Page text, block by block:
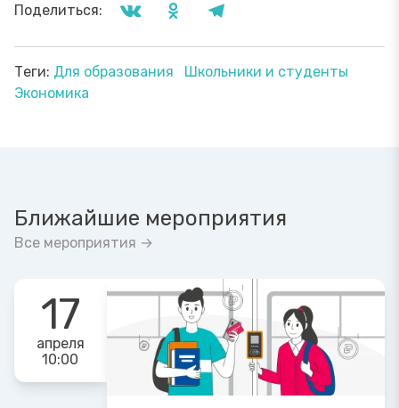
Поделиться:
Теги: Для образования
Школьники и студенты
Экономика
Ближайшие мероприятия
Все мероприятия →
17
апреля
10:00